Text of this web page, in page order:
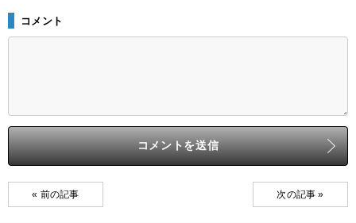
コメント
« 前の記事 次の記事 »